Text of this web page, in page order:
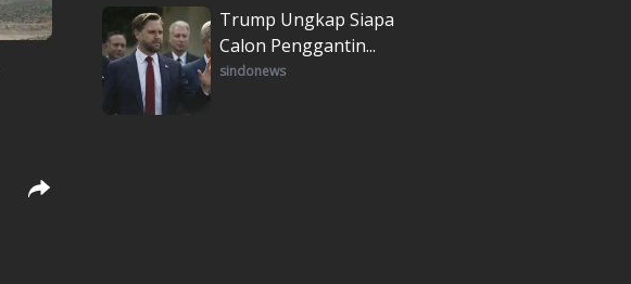
Trump Ungkap Siapa
Calon Penggantin...
sindonews